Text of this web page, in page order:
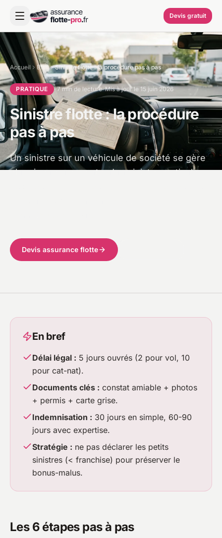
Devis gratuit
Accueil Blog Sinistre flotte : la procédure pas à pas
PRATIQUE · 7 min de lecture· Mis à jour le 15 juin 2026
Sinistre flotte : la procédure
pas à pas
Un sinistre sur un véhicule de société se gère
plus rigoureusement qu'un sinistre particulier.
Devis assurance flotte
En bref
Délai légal : 5 jours ouvrés (2 pour vol, 10
pour cat-nat).
Documents clés : constat amiable + photos
+ permis + carte grise.
Indemnisation : 30 jours en simple, 60-90
jours avec expertise.
Stratégie : ne pas déclarer les petits
sinistres (< franchise) pour préserver le
bonus-malus.
Les 6 étapes pas à pas